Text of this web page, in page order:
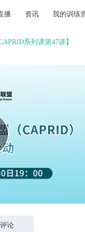
播 资讯 我的训练
系列课第47讲】
评论